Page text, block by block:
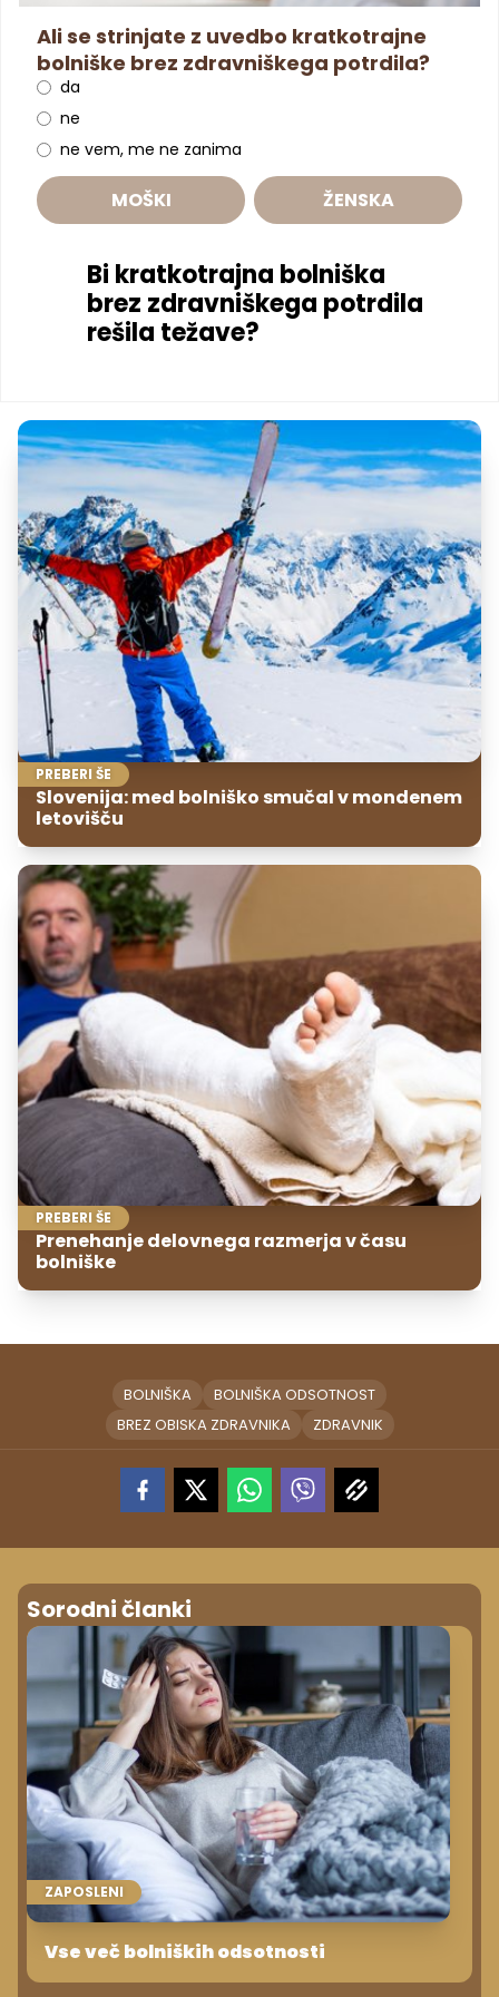
Ali se strinjate z uvedbo kratkotrajne
bolniške brez zdravniškega potrdila?
da
ne
ne vem, me ne zanima
MOŠKI ŽENSKA
Bi kratkotrajna bolniška
brez zdravniškega potrdila
rešila težave?
PREBERI ŠE
Slovenija: med bolniško smučal v mondenem
letovišču
PREBERI ŠE
Prenehanje delovnega razmerja v času
bolniške
BOLNIŠKA
BOLNIŠKA ODSOTNOST
BREZ OBISKA ZDRAVNIKA
ZDRAVNIK
Sorodni članki
ZAPOSLENI
Vse več bolniških odsotnosti